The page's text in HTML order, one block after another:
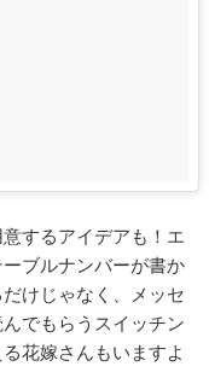
するアイデアも！エ
ブルナンバーが書か
けじゃなく、メッセ
でもらうスイッチン
花嫁さんもいますよ